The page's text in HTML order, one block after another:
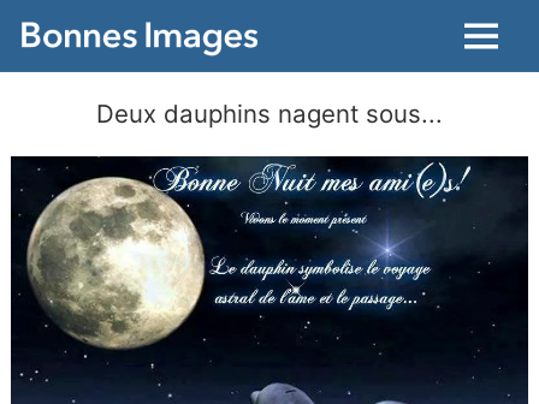
Menu
Deux dauphins nagent sous...